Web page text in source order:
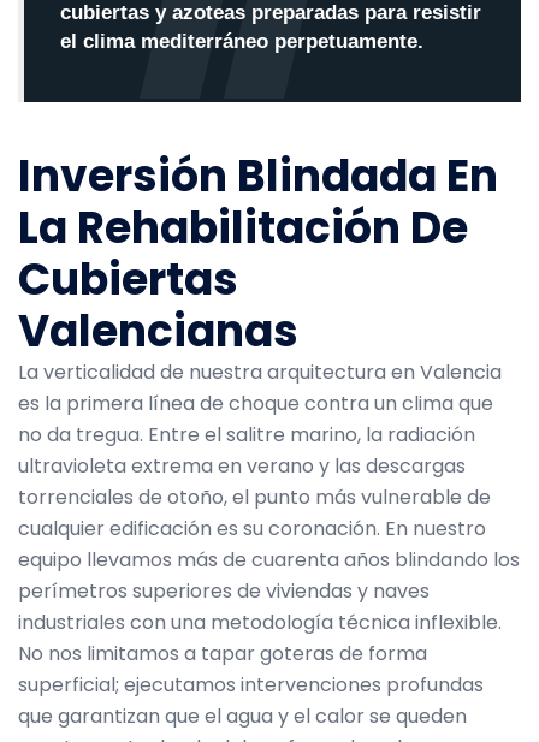
cubiertas y azoteas preparadas para resistir
el clima mediterráneo perpetuamente.
Inversión Blindada En
La Rehabilitación De
Cubiertas
Valencianas
La verticalidad de nuestra arquitectura en Valencia
es la primera línea de choque contra un clima que
no da tregua. Entre el salitre marino, la radiación
ultravioleta extrema en verano y las descargas
torrenciales de otoño, el punto más vulnerable de
cualquier edificación es su coronación. En nuestro
equipo llevamos más de cuarenta años blindando los
perímetros superiores de viviendas y naves
industriales con una metodología técnica inflexible.
No nos limitamos a tapar goteras de forma
superficial; ejecutamos intervenciones profundas
que garantizan que el agua y el calor se queden